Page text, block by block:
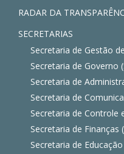
RADAR DA
SECRETARIAS
Secretaria de Gestão
Secretaria de Governo
Secretaria de
Secretaria de
Secretaria de Controle
Secretaria de Finanças
Secretaria de Educação